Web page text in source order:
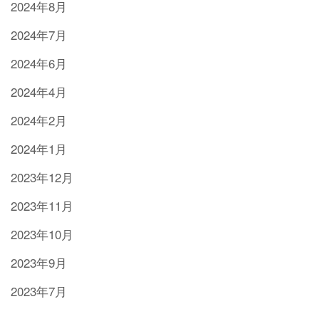
2024年8月
2024年7月
2024年6月
2024年4月
2024年2月
2024年1月
2023年12月
2023年11月
2023年10月
2023年9月
2023年7月